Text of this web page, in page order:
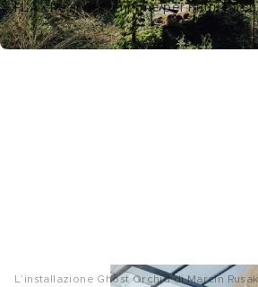
PLA che si decompone per nutrire il
L’installazione Ghost Orchid di Marcin